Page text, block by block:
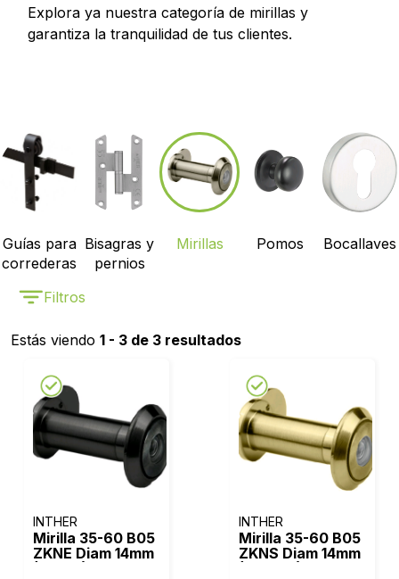
Explora ya nuestra categoría de mirillas y
garantiza la tranquilidad de tus clientes.
Guías para
correderas
Bisagras y
pernios
Mirillas Pomos Bocallaves
Filtros
Estás viendo 1 - 3 de 3 resultados
INTHER
Mirilla 35-60 B05
ZKNE Diam 14mm
INTHER
Mirilla 35-60 B05
ZKNS Diam 14mm